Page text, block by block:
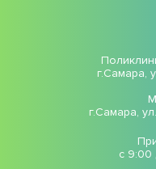
г.Самара,
г.Самара,
с 9:00